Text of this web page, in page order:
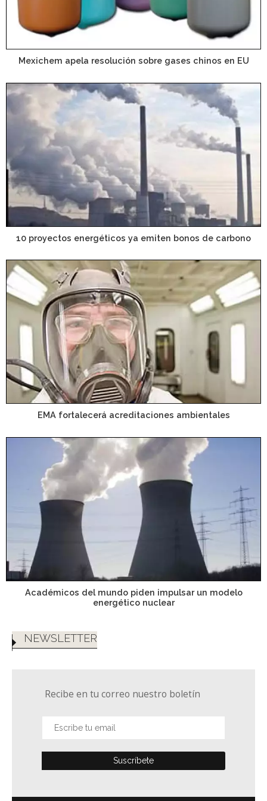
Mexichem apela resolución sobre gases chinos en EU
10 proyectos energéticos ya emiten bonos de carbono
EMA fortalecerá acreditaciones ambientales
Académicos del mundo piden impulsar un modelo
energético nuclear
NEWSLETTER
Recibe en tu correo nuestro boletín